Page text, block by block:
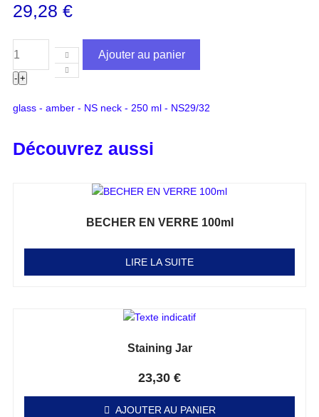
29,28 €
- +
Ajouter au panier
glass - amber - NS neck - 250 ml - NS29/32
Découvrez aussi
BECHER EN VERRE 100ml
LIRE LA SUITE
Staining Jar
23,30 €
AJOUTER AU PANIER